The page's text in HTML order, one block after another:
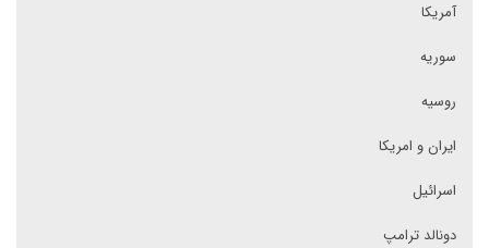
آمریکا
سوریه
روسیه
ایران و امریکا
اسرائیل
دونالد ترامپ